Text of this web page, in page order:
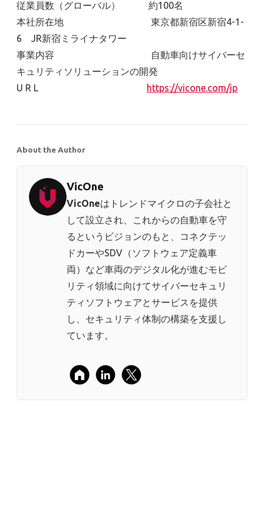
従業員数（グローバル） 約100名
本社所在地 東京都新宿区新宿4-1-
6 JR新宿ミライナタワー
事業内容 自動車向けサイバーセ
キュリティソリューションの開発
U R L
https://vicone.com/jp
About the Author
VicOne
VicOneはトレンドマイクロの子会社と
して設立され、これからの自動車を守
るというビジョンのもと、コネクテッ
ドカーやSDV（ソフトウェア定義車
両）など車両のデジタル化が進むモビ
リティ領域に向けてサイバーセキュリ
ティソフトウェアとサービスを提供
し、セキュリティ体制の構築を支援し
ています。